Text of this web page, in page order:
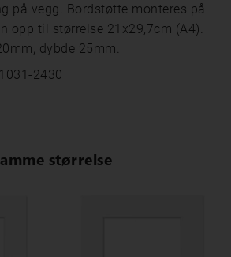
på vegg. Bordstøtte monteres på
opp til størrelse 21x29,7cm (A4).
dybde 25mm.
2430
størrelse